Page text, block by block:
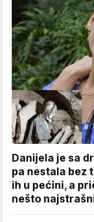
Danijela je sa
pa nestala bez
ih u pećini, a
nešto